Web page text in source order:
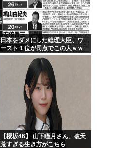
日本をダメにした総理大臣、ワ
ースト１位が同点でこの人ｗｗ
ｗｗｗｗ
【櫻坂46】 山下瞳月さん、破天
荒すぎる生き方がこちら